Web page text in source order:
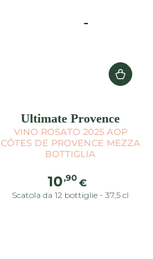
Ultimate Provence
VINO ROSATO 2025 AOP
CÔTES DE PROVENCE MEZZA
BOTTIGLIA
Prezzo
regolare
10,90 €
Scatola da 12 bottiglie - 37,5 cl